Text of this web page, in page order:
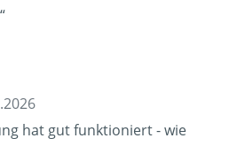
hat gut funktioniert - wie